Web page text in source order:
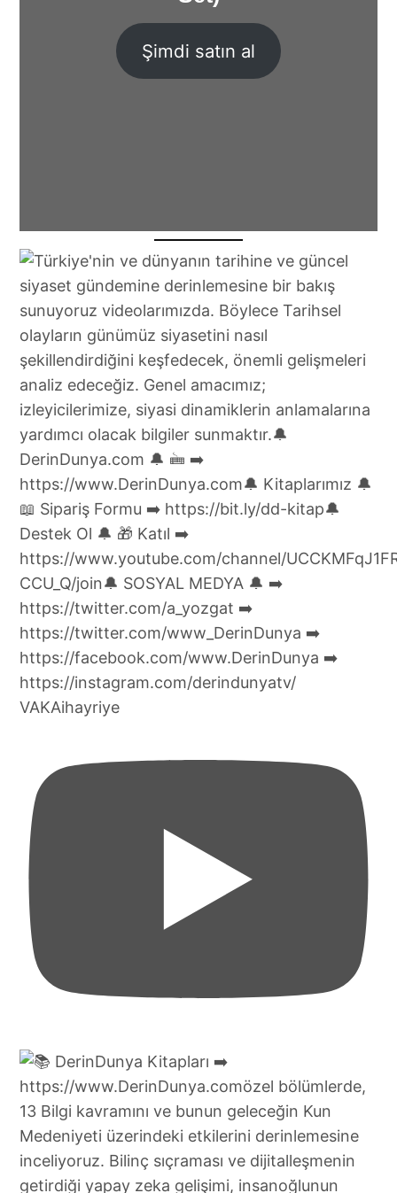
Şimdi satın al
VAKAihayriye